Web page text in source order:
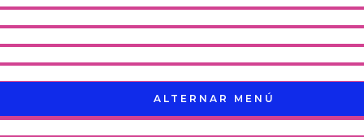
ALTERNAR MENÚ